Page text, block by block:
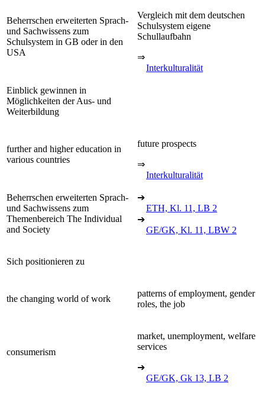
Beherrschen erweiterten Sprach-
und Sachwissens zum
Schulsystem in GB oder in den
USA
Vergleich mit dem deutschen
Schulsystem eigene
Schullaufbahn
⇒
Interkulturalität
Einblick gewinnen in
Möglichkeiten der Aus- und
Weiterbildung
further and higher education in
various countries
future prospects
⇒
Interkulturalität
Beherrschen erweiterten Sprach-
und Sachwissens zum
Themenbereich The Individual
and Society
➔
ETH, Kl. 11, LB 2
➔
GE/GK, Kl. 11, LBW 2
Sich positionieren zu
the changing world of work
patterns of employment, gender
roles, the job
consumerism
market, unemployment, welfare
services
➔
GE/GK, Gk 13, LB 2